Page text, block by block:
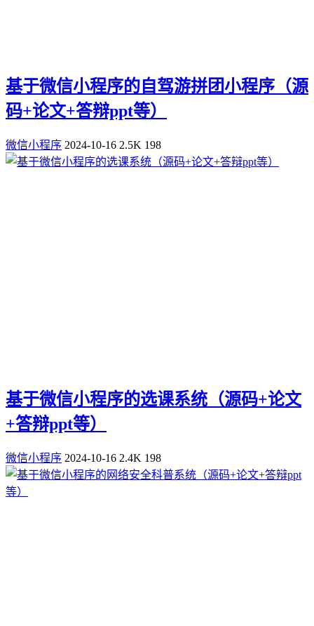
基于微信小程序的自驾游拼团小程序（源
码+论文+答辩ppt等）
微信小程序 2024-10-16 2.5K 198
基于微信小程序的选课系统（源码+论文
+答辩ppt等）
微信小程序 2024-10-16 2.4K 198